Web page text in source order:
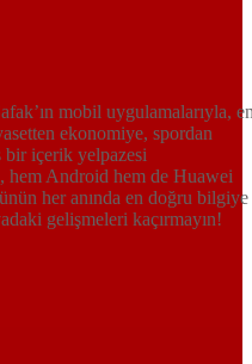
mobil uygulamalarıyla,
ekonomiye, spordan
bir içerik yelpazesi
hem Android hem de Huawei
her anında en doğru bilgiye
gelişmeleri kaçırmayın!